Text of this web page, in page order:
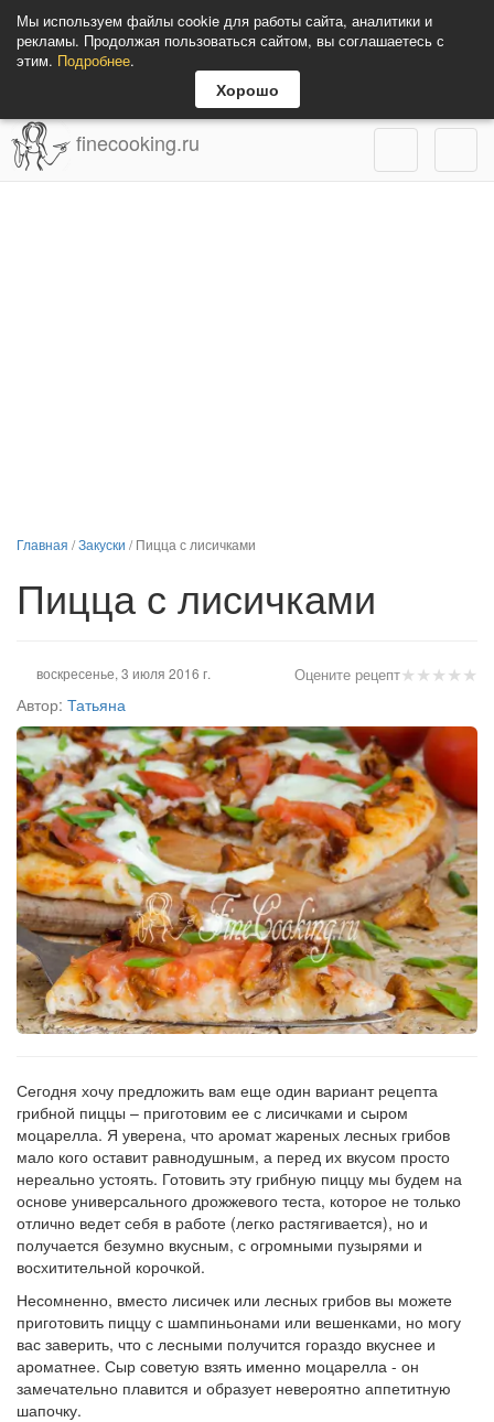
Мы используем файлы cookie для работы сайта, аналитики и
рекламы. Продолжая пользоваться сайтом, вы соглашаетесь с
этим. Подробнее.
Хорошо
finecooking.ru
Главная /Закуски /Пицца с лисичками
Пицца с лисичками
★★★★★
Оцените рецепт
воскресенье, 3 июля 2016 г.
Автор: Татьяна
Сегодня хочу предложить вам еще один вариант рецепта
грибной пиццы – приготовим ее с лисичками и сыром
моцарелла. Я уверена, что аромат жареных лесных грибов
мало кого оставит равнодушным, а перед их вкусом просто
нереально устоять. Готовить эту грибную пиццу мы будем на
основе универсального дрожжевого теста, которое не только
отлично ведет себя в работе (легко растягивается), но и
получается безумно вкусным, с огромными пузырями и
восхитительной корочкой.
Несомненно, вместо лисичек или лесных грибов вы можете
приготовить пиццу с шампиньонами или вешенками, но могу
вас заверить, что с лесными получится гораздо вкуснее и
ароматнее. Сыр советую взять именно моцарелла - он
замечательно плавится и образует невероятно аппетитную
шапочку.